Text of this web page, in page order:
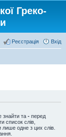
Греко-
Вхід
Реєстрація
знайти та - перед
список слів,
лише одне з цих слів.